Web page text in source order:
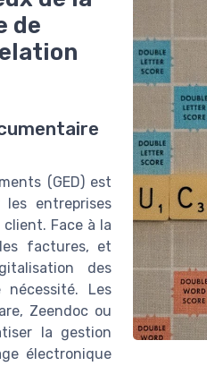
de
(GED) est
entreprises
Face à la
factures, et
des
nécessité. Les
Zeendoc ou
la gestion
électronique